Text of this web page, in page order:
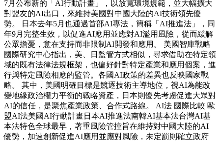
7月公布新的「AI行動計畫」，以放寬環境規範，並大幅擴大
對盟友的AI出口，來維持美國對中國大陸的AI技術領先優
勢。 日本去年5月也通過首部AI專法，簡稱「AI推進法」，同
年9月完整生效，以促進AI應用並應對AI濫用風險，從而緩解
公眾擔憂，意在支持而非限制AI開發和應用。 美國智庫戰略
國際研究中心指出，美、日監管方式相似，尋求借助在特定領
域的既有法律法規框架，也偏好針對特定產業和應用個案，進
行與特定風險相應的監管。各國AI政策的差異也反映國家戰
略。 其中，美國明確目標是競逐技術主導地位，視AI為能改
變地緣政治權力平衡的戰略資產，日本則優先考慮促進大眾對
AI的信任，是聚焦產業政策、合作式路線。 AI法 國際比較 歐
盟AI法美國AI行動計畫日本AI推進法南韓AI基本法台灣AI基
本法特色全球最早，著重風險管控旨在維持對中國大陸的AI
優勢，加速創新促進AI應用並應對風險，未定罰則確立政府